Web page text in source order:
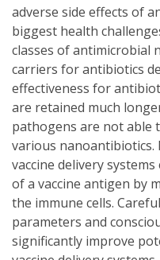
adverse side effects of
biggest health
classes of antimicrobial
carriers for antibiotics
effectiveness for
are retained much
pathogens are not able
various nanoantibiotics.
vaccine delivery
of a vaccine antigen by
the immune cells.
parameters and
significantly improve